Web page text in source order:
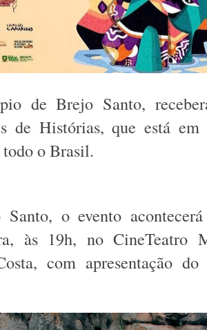
de Brejo Santo,
de Histórias, que está
o Brasil.
o evento
às 19h, no CineTeatro
com apresentação